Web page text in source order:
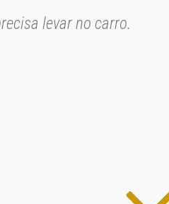
levar no carro.